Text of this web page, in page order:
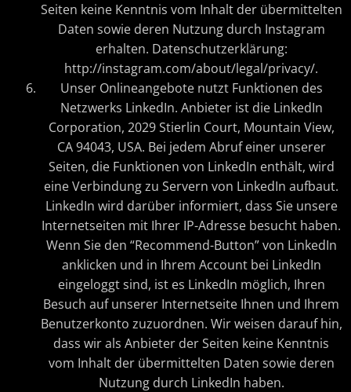
Seiten keine Kenntnis vom Inhalt der übermittelten
Daten sowie deren Nutzung durch Instagram
erhalten. Datenschutzerklärung:
http://instagram.com/about/legal/privacy/.
Unser Onlineangebote nutzt Funktionen des
Netzwerks LinkedIn. Anbieter ist die LinkedIn
Corporation, 2029 Stierlin Court, Mountain View,
CA 94043, USA. Bei jedem Abruf einer unserer
Seiten, die Funktionen von LinkedIn enthält, wird
eine Verbindung zu Servern von LinkedIn aufbaut.
LinkedIn wird darüber informiert, dass Sie unsere
Internetseiten mit Ihrer IP-Adresse besucht haben.
Wenn Sie den “Recommend-Button” von LinkedIn
anklicken und in Ihrem Account bei LinkedIn
eingeloggt sind, ist es LinkedIn möglich, Ihren
Besuch auf unserer Internetseite Ihnen und Ihrem
Benutzerkonto zuzuordnen. Wir weisen darauf hin,
dass wir als Anbieter der Seiten keine Kenntnis
vom Inhalt der übermittelten Daten sowie deren
Nutzung durch LinkedIn haben.